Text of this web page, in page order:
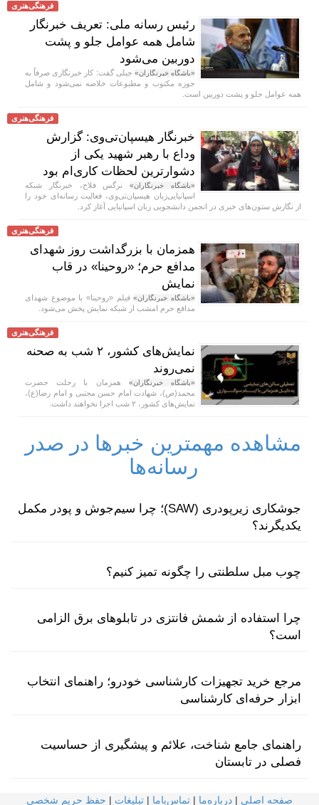
فرهنگی‌هنری
رئیس رسانه ملی: تعریف خبرنگار
شامل همه عوامل جلو و پشت
دوربین می‌شود
«باشگاه خبرنگاران» جبلی گفت: کار خبرنگاری صرفاً به
حوزه مکتوب و مطبوعات خلاصه نمی‌شود و شامل
همه عوامل جلو و پشت دوربین است.
فرهنگی‌هنری
خبرنگار هیسپان‌تی‌وی: گزارش
وداع با رهبر شهید یکی از
دشوارترین لحظات کاری‌ام بود
«باشگاه خبرنگاران»نرگس فلاح، خبرنگار شبکه
اسپانیایی‌زبان هیسپان‌تی‌وی، فعالیت رسانه‌ای خود را
از نگارش ستون‌های خبری در انجمن دانشجویی زبان اسپانیایی آغاز کرد.
فرهنگی‌هنری
همزمان با بزرگداشت روز شهدای
مدافع حرم؛ «روحینا» در قاب
نمایش
«باشگاه خبرنگاران»فیلم «روحینا» با موضوع شهدای
مدافع حرم امشب از شبکه نمایش پخش می‌شود.
فرهنگی‌هنری
نمایش‌های کشور، ٢ شب به صحنه
نمی‌روند
«باشگاه خبرنگاران» همزمان با رحلت حصرت
محمد(ص)، شهادت امام حسن مجتبی و امام رضا(ع)،
نمایش‌های کشور، ٢ شب اجرا نخواهند داشت.
مشاهده مهمترین خبرها در صدر
رسانه‌ها
جوشکاری زیرپودری (SAW)؛ چرا سیم‌جوش و پودر مکمل
یکدیگرند؟
چوب مبل سلطنتی را چگونه تمیز کنیم؟
چرا استفاده از شمش فانتزی در تابلوهای برق الزامی
است؟
مرجع خرید تجهیزات کارشناسی خودرو؛ راهنمای انتخاب
ابزار حرفه‌ای کارشناسی
راهنمای جامع شناخت، علائم و پیشگیری از حساسیت
فصلی در تابستان
صفحه اصلی | درباره‌ما | تماس‌با‌ما | تبلیغات | حفظ حریم شخصی